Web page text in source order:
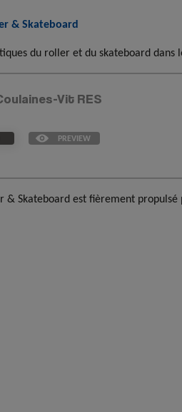
& Skateboard
du roller et du skateboard dans
Vit RES
PREVIEW
& Skateboard est fièrement